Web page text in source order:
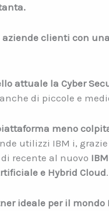
clienti con
attuale la Cyber
di piccole e
meno
utilizzi IBM i,
recente al nuovo
e Hybrid Cloud.
ideale per il